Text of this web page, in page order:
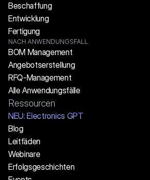
Beschaffung
Entwicklung
Fertigung
NACH ANWENDUNGSFALL
BOM Management
Angebotserstellung
RFQ-Management
Alle Anwendungsfälle
Ressourcen
NEU: Electronics GPT
Blog
Leitfäden
Webinare
Erfolgsgeschichten